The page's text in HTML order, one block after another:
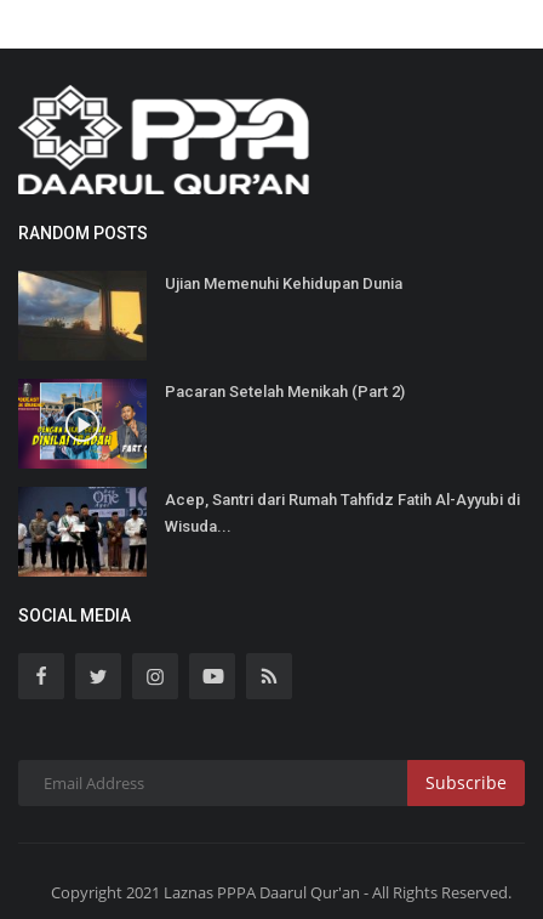
RANDOM POSTS
Ujian Memenuhi Kehidupan Dunia
Pacaran Setelah Menikah (Part 2)
Acep, Santri dari Rumah Tahfidz Fatih Al-Ayyubi di
Wisuda...
SOCIAL MEDIA
Subscribe
Copyright 2021 Laznas PPPA Daarul Qur'an - All Rights Reserved.